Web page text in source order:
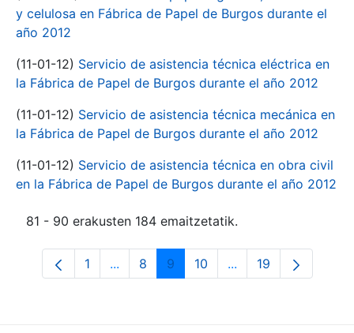
y celulosa en Fábrica de Papel de Burgos durante el
año 2012
(11-01-12) Servicio de asistencia técnica eléctrica en
la Fábrica de Papel de Burgos durante el año 2012
(11-01-12) Servicio de asistencia técnica mecánica en
la Fábrica de Papel de Burgos durante el año 2012
(11-01-12) Servicio de asistencia técnica en obra civil
en la Fábrica de Papel de Burgos durante el año 2012
81 - 90 erakusten 184 emaitzetatik.
Orrialdea
1 ...Intermediate Pages Use TAB to
Orrialdea
8 Orrialdea
9 Orrialdea
10 ...Intermediate Pages
Orrialdea
19